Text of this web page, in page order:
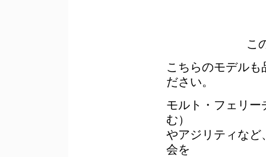
こ
こちらのモデル
ださい。
モルト・フェリ
む）
やアジリティなど
会を